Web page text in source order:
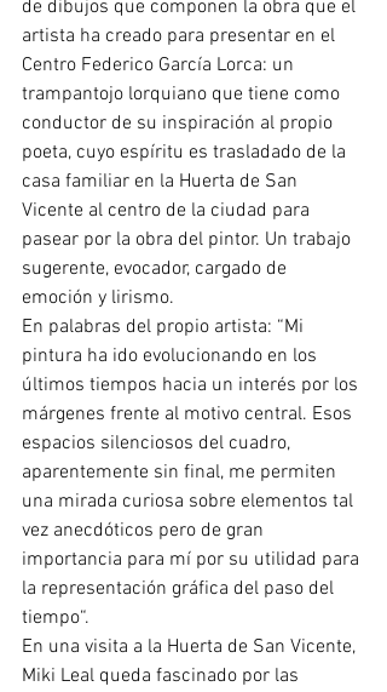
de dibujos que componen la obra que el
artista ha creado para presentar en el
Centro Federico García Lorca: un
trampantojo lorquiano que tiene como
conductor de su inspiración al propio
poeta, cuyo espíritu es trasladado de la
casa familiar en la Huerta de San
Vicente al centro de la ciudad para
pasear por la obra del pintor. Un trabajo
sugerente, evocador, cargado de
emoción y lirismo.
En palabras del propio artista: “Mi
pintura ha ido evolucionando en los
últimos tiempos hacia un interés por los
márgenes frente al motivo central. Esos
espacios silenciosos del cuadro,
aparentemente sin final, me permiten
una mirada curiosa sobre elementos tal
vez anecdóticos pero de gran
importancia para mí por su utilidad para
la representación gráfica del paso del
tiempo“.
En una visita a la Huerta de San Vicente,
Miki Leal queda fascinado por las